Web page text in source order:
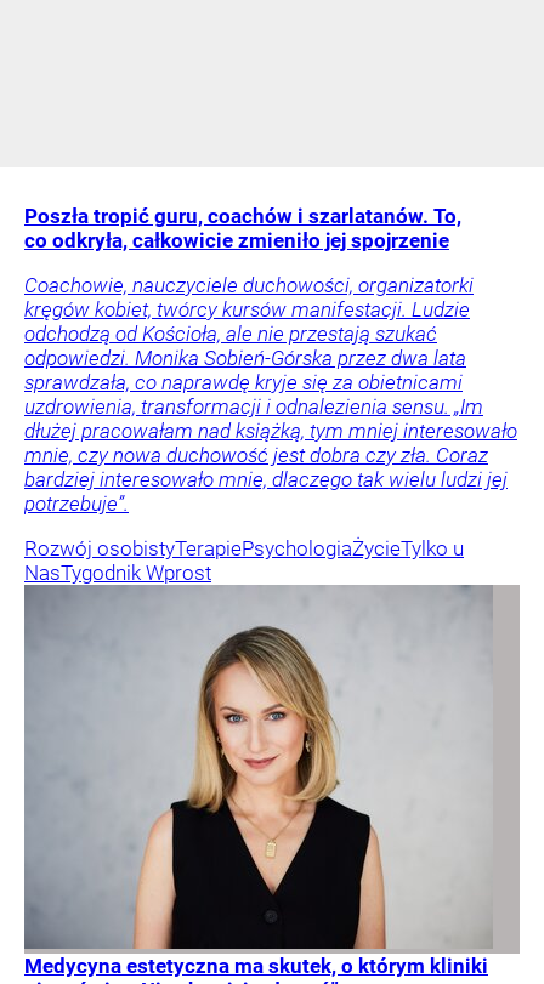
Poszła tropić guru, coachów i szarlatanów. To,
co odkryła, całkowicie zmieniło jej spojrzenie
Coachowie, nauczyciele duchowości, organizatorki
kręgów kobiet, twórcy kursów manifestacji. Ludzie
odchodzą od Kościoła, ale nie przestają szukać
odpowiedzi. Monika Sobień-Górska przez dwa lata
sprawdzała, co naprawdę kryje się za obietnicami
uzdrowienia, transformacji i odnalezienia sensu. „Im
dłużej pracowałam nad książką, tym mniej interesowało
mnie, czy nowa duchowość jest dobra czy zła. Coraz
bardziej interesowało mnie, dlaczego tak wielu ludzi jej
potrzebuje”.
Rozwój osobistyTerapiePsychologiaŻycieTylko u
NasTygodnik Wprost
Medycyna estetyczna ma skutek, o którym kliniki